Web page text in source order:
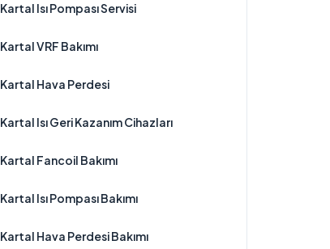
Kartal Isı Pompası Servisi
Kartal VRF Bakımı
Kartal Hava Perdesi
Kartal Isı Geri Kazanım Cihazları
Kartal Fancoil Bakımı
Kartal Isı Pompası Bakımı
Kartal Hava Perdesi Bakımı